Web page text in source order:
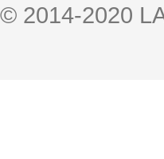
© 2014-2020